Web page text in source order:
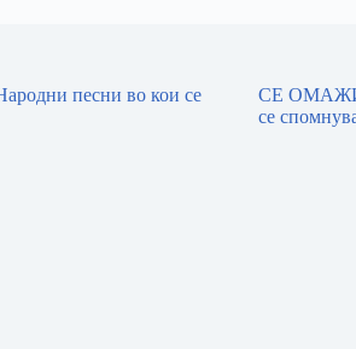
песни во кои се
СЕ
се